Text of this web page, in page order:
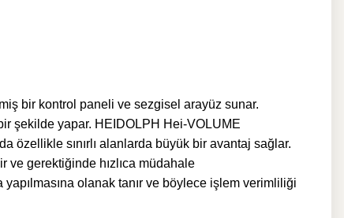
bir kontrol paneli ve sezgisel arayüz sunar.
şekilde yapar. HEIDOLPH Hei-VOLUME
özellikle sınırlı alanlarda büyük bir avantaj sağlar.
ve gerektiğinde hızlıca müdahale
olanak tanır ve böylece işlem verimliliği